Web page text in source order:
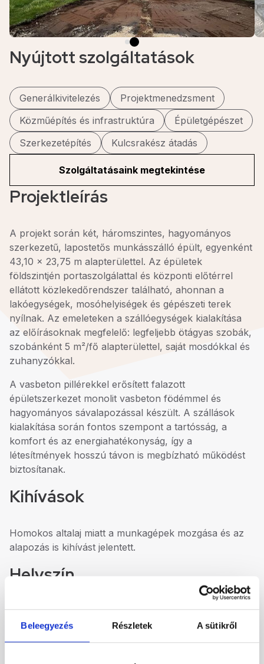
Beleegyezés Részletek A sütikről
Nyújtott szolgáltatások
Generálkivitelezés
Projektmenedzsment
Közműépítés és infrastruktúra
Épületgépészet
Szerkezetépítés
Kulcsrakész átadás
Szolgáltatásaink megtekintése
Projektleírás
A projekt során két, háromszintes, hagyományos
szerkezetű, lapostetős munkásszálló épült, egyenként
43,10 x 23,75 m alapterülettel. Az épületek
földszintjén portaszolgálattal és központi előtérrel
ellátott közlekedőrendszer található, ahonnan a
lakóegységek, mosóhelyiségek és gépészeti terek
nyílnak. Az emeleteken a szállóegységek kialakítása
az előírásoknak megfelelő: legfeljebb ötágyas szobák,
szobánként 5 m²/fő alapterülettel, saját mosdókkal és
zuhanyzókkal.
A vasbeton pillérekkel erősített falazott
épületszerkezet monolit vasbeton födémmel és
hagyományos sávalapozással készült. A szállások
kialakítása során fontos szempont a tartósság, a
komfort és az energiahatékonyság, így a
létesítmények hosszú távon is megbízható működést
biztosítanak.
Kihívások
Homokos altalaj miatt a munkagépek mozgása és az
alapozás is kihívást jelentett.
Helyszín